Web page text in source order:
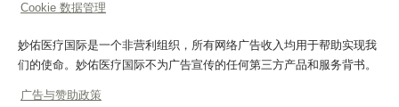
Cookie 数据管理
妙佑医疗国际是一个非营利组织，所有网络广告收入均用于帮助实现我
们的使命。妙佑医疗国际不为广告宣传的任何第三方产品和服务背书。
广告与赞助政策